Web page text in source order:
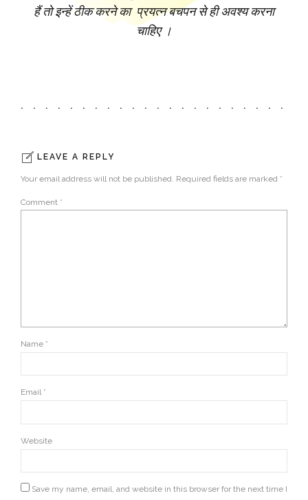
हैं तो इन्हें ठीक करने का प्रयत्न बचपन से ही अवश्य करना
चाहिए ।
LEAVE A REPLY
Your email address will not be published. Required fields are marked *
Comment *
Name *
Email *
Website
Save my name, email, and website in this browser for the next time I